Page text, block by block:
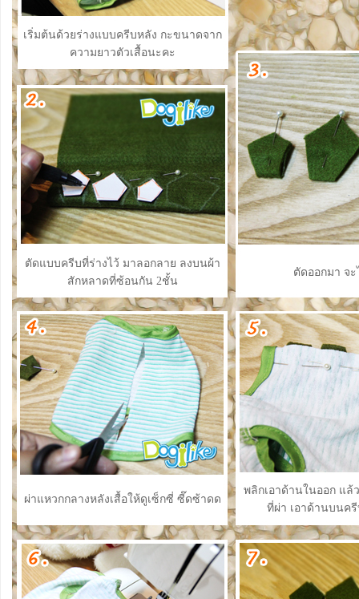
เริ่มต้นด้วยร่างแบบครีบหลัง กะขนาดจาก
ความยาวตัวเสื้อนะคะ
ตัดแบบครีบที่ร่างไว้ มาลอกลาย ลงบนผ้า
สักหลาดที่ซ้อนกัน 2ชั้น
ตัดออกมา จ
ผ่าแหวกกลางหลังเสื้อให้ดูเซ็กซี่ ซี๊ดซ้าดด
พลิกเอาด้านในออก แล้
ที่ผ่า เอาด้านบนค